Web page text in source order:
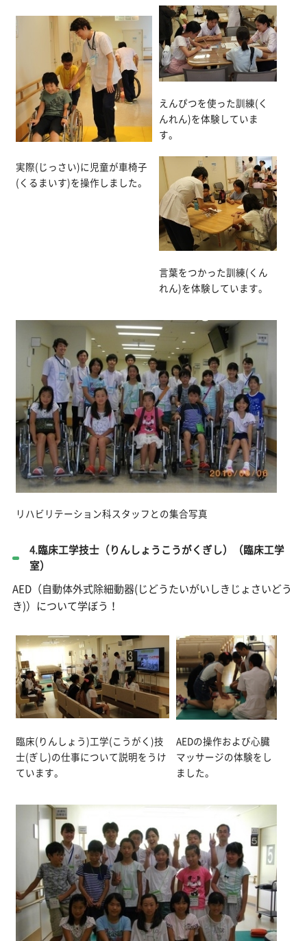
実際(じっさい)に児童が車椅子
(くるまいす)を操作しました。
えんぴつを使った訓練(く
んれん)を体験していま
す。
言葉をつかった訓練(くん
れん)を体験しています。
リハビリテーション科スタッフとの集合写真
4.臨床工学技士（りんしょうこうがくぎし）（臨床工学
室）
AED（自動体外式除細動器(じどうたいがいしきじょさいどう
き)）について学ぼう！
臨床(りんしょう)工学(こうがく)技
士(ぎし)の仕事について説明をうけ
ています。
AEDの操作および心臓
マッサージの体験をし
ました。